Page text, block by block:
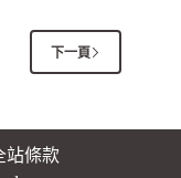
下一頁
站條款